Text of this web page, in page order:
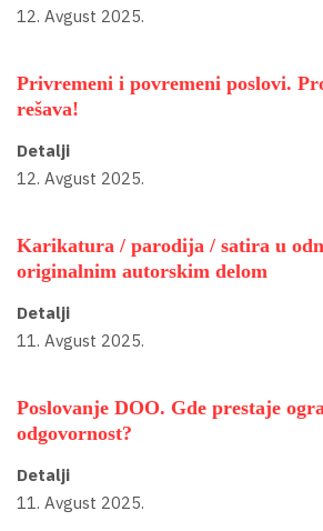
12. Avgust 2025.
Privremeni i povremeni poslovi.
rešava!
Detalji
12. Avgust 2025.
Karikatura / parodija / satira u
originalnim autorskim delom
Detalji
11. Avgust 2025.
Poslovanje DOO. Gde prestaje
odgovornost?
Detalji
11. Avgust 2025.